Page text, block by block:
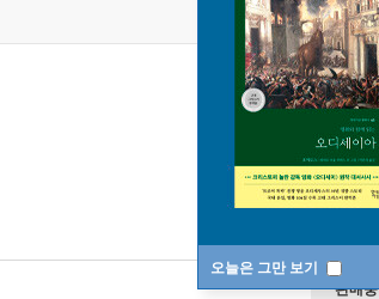
오늘은 그만 보기
판매중